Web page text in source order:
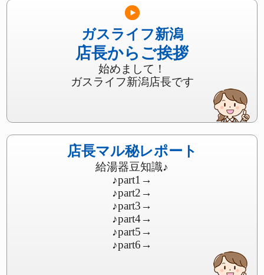
ガスライフ新潟
店長からご挨拶
始めまして！
ガスライフ新潟店長です
店長マル秘レポート
給湯器豆知識♪
♪part1→
♪part2→
♪part3→
♪part4→
♪part5→
♪part6→